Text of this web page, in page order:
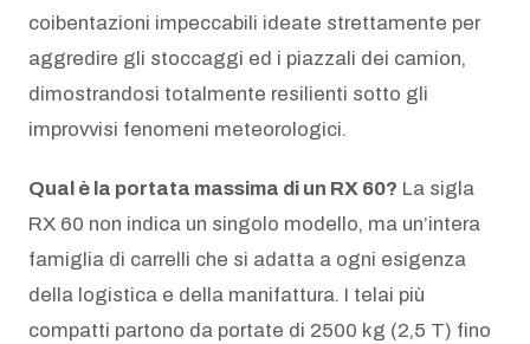
coibentazioni impeccabili ideate strettamente per
aggredire gli stoccaggi ed i piazzali dei camion,
dimostrandosi totalmente resilienti sotto gli
improvvisi fenomeni meteorologici.
Qual è la portata massima di un RX 60? La sigla
RX 60 non indica un singolo modello, ma un’intera
famiglia di carrelli che si adatta a ogni esigenza
della logistica e della manifattura. I telai più
compatti partono da portate di 2500 kg (2,5 T) fino